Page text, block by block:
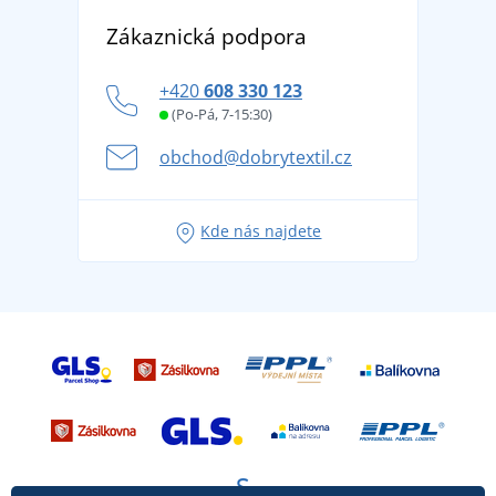
Potisk a výšivka
Věrnostní program BONTIS +
DobrýTextil pro firmy a organizace
tradicí od roku 1976
Letní dobrodružství začíná balením aneb připravte
se na dovolenou bez starostí
Tipy na svěží outfity pro pohodové léto
Zákaznická podpora
+420608 330 123
(Po-Pá, 7-15:30)
obchod@dobrytextil.cz
Kde nás najdete